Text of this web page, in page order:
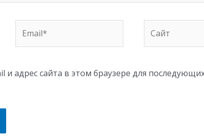
и адрес сайта в этом браузере для